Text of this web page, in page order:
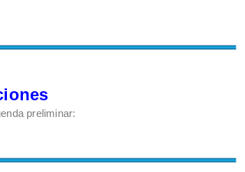
preliminar: